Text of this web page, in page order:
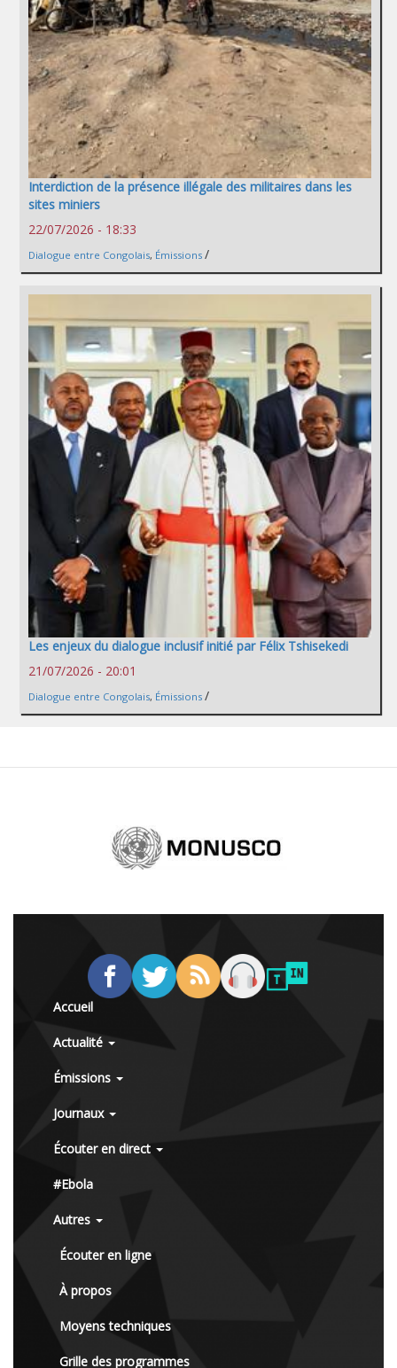
Interdiction de la présence illégale des militaires dans les
sites miniers
22/07/2026 - 18:33
Dialogue entre Congolais, Émissions /
Les enjeux du dialogue inclusif initié par Félix Tshisekedi
21/07/2026 - 20:01
Dialogue entre Congolais, Émissions /
Accueil
Actualité
Émissions
Journaux
Écouter en direct
#Ebola
Autres
Écouter en ligne
À propos
Moyens techniques
Grille des programmes